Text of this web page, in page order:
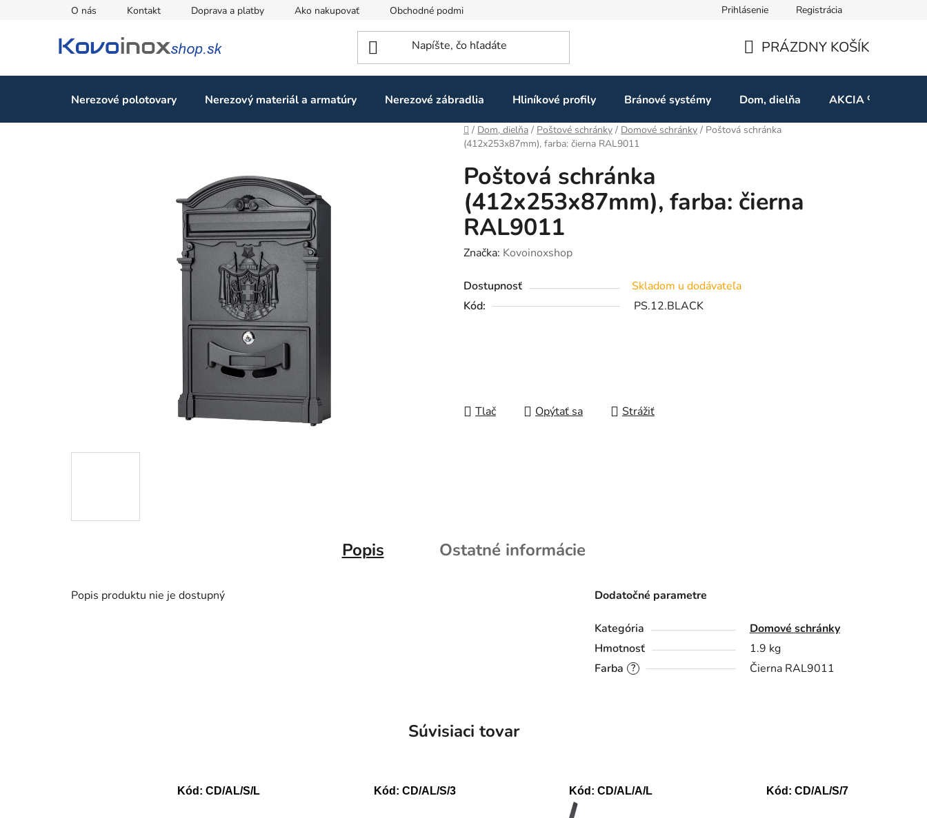
O nás Kontakt Doprava a platby Ako nakupovať Obchodné podmienky Odstúpenie od zmluvy
Prihlásenie Registrácia
KOŠÍK
PRÁZDNY KOŠÍK
Nerezové polotovary Nerezový materiál a armatúry Nerezové zábradlia Hliníkové profily Bránové systémy Dom, dielňa AKCIA %
Domov
/ Dom, dielňa / Poštové schránky / Domové schránky / Poštová schránka
(412x253x87mm), farba: čierna RAL9011
Poštová schránka
(412x253x87mm), farba: čierna
RAL9011
Značka: Kovoinoxshop
Dostupnosť
Skladom u dodávateľa
Kód:
PS.12.BLACK
Tlač Opýtať sa Strážiť
Popis Ostatné informácie
Popis produktu nie je dostupný Dodatočné parametre
Kategória
Domové schránky
Hmotnosť
1.9 kg
?
Farba Čierna RAL9011
Súvisiaci tovar
Kód: CD/AL/S/L Kód: CD/AL/S/3 Kód: CD/AL/A/L Kód: CD/AL/S/7